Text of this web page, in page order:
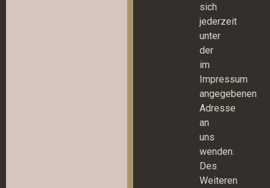
sich
jederzeit
unter
der
im
Impressum
angegebenen
Adresse
an
uns
wenden.
Des
Weiteren